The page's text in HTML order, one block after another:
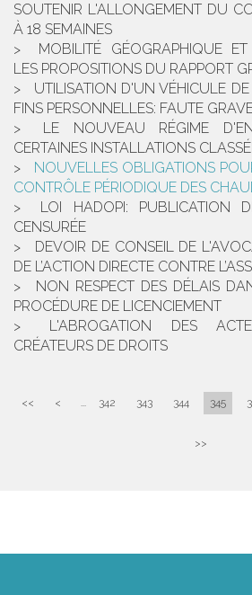
SOUTENIR L'ALLONGEMENT DU
À 18 SEMAINES
MOBILITÉ GÉOGRAPHIQUE ET
LES PROPOSITIONS DU RAPPORT
UTILISATION D'UN VÉHICULE DE
FINS PERSONNELLES: FAUTE
LE NOUVEAU RÉGIME
CERTAINES INSTALLATIONS
NOUVELLES OBLIGATIONS
CONTRÔLE PÉRIODIQUE DES
LOI HADOPI: PUBLICATION
CENSURÉE
DEVOIR DE CONSEIL DE
DE L’ACTION DIRECTE CONTRE
NON RESPECT DES DÉLAIS
PROCÉDURE DE LICENCIEMENT
L'ABROGATION DES
CRÉATEURS DE DROITS
<< < ... 342 343 344 345
>>